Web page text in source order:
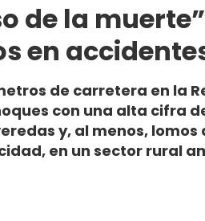
de la
en
de carretera en la
con una alta cifra
y, al menos, lomos
en un sector rural